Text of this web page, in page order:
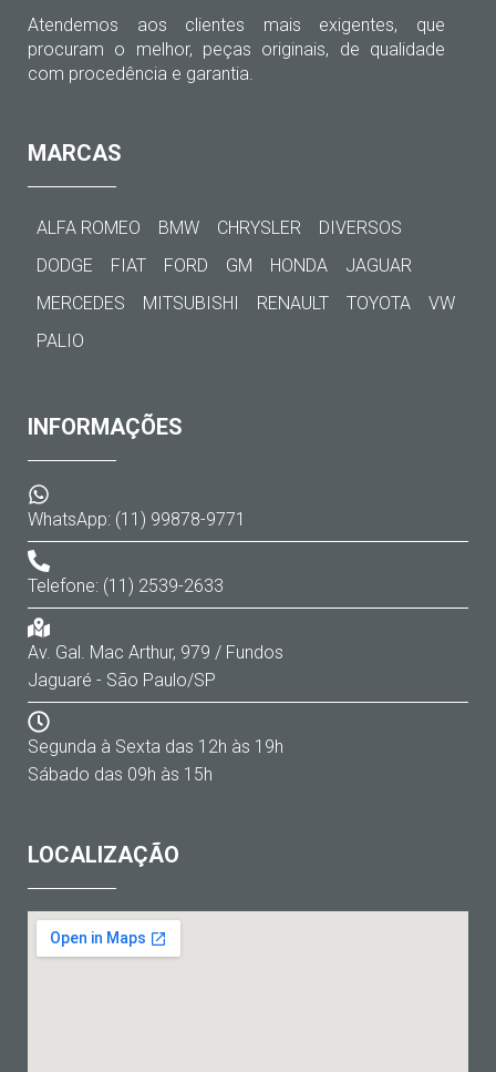
Atendemos aos clientes mais exigentes, que
procuram o melhor, peças originais, de qualidade
com procedência e garantia.
MARCAS
ALFA ROMEO BMW CHRYSLER
DIVERSOS
DODGE
FIAT FORD GM HONDA
JAGUAR
MERCEDES
MITSUBISHI RENAULT TOYOTA
VW
PALIO
INFORMAÇÕES
WhatsApp: (11) 99878-9771
Telefone: (11) 2539-2633
Av. Gal. Mac Arthur, 979 / Fundos
Jaguaré - São Paulo/SP
Segunda à Sexta das 12h às 19h
Sábado das 09h às 15h
LOCALIZAÇÃO